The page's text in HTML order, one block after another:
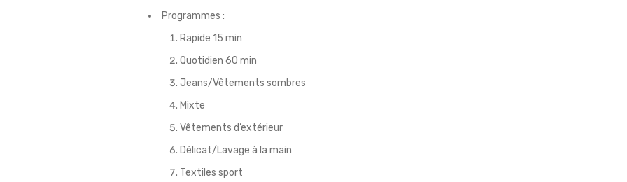
Programmes :
Rapide 15 min
Quotidien 60 min
Jeans/Vêtements sombres
Mixte
Vêtements d’extérieur
Délicat/Lavage à la main
Textiles sport